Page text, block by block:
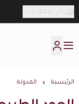
ريال سعودي
الرئيسية المدونة